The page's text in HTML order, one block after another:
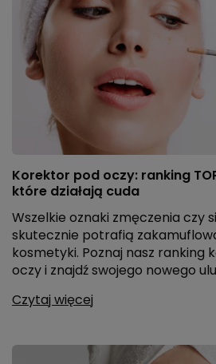
Korektor pod oczy: ranking
które działają cuda
Wszelkie oznaki zmęczenia czy
skutecznie potrafią
kosmetyki. Poznaj nasz ranking
oczy i znajdź swojego nowego
Czytaj więcej